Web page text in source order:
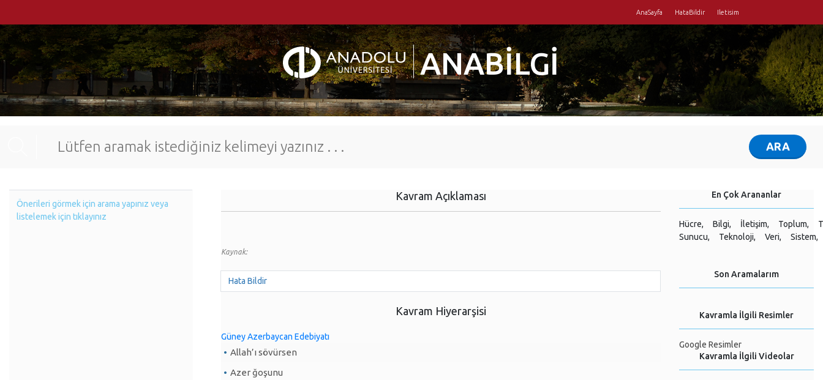
AnaSayfa HataBildir Iletisim
ANABİLGİ
Kavram Açıklaması
Kaynak:
Hata Bildir
Kavram Hiyerarşisi
Güney Azerbaycan Edebiyatı
Allah’ı sövürsen
Azer ğoşunu
En Çok Arananlar
Hücre, Bilgi, İletişim, Toplum,
Sunucu,
Teknoloji, Veri, Sistem,
Son Aramalarım
Kavramla İlgili Resimler
Google Resimler
Kavramla İlgili Videolar
Önerileri görmek için arama yapınız veya
listelemek için tıklayınız